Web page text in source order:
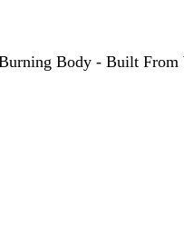
Body - Built From